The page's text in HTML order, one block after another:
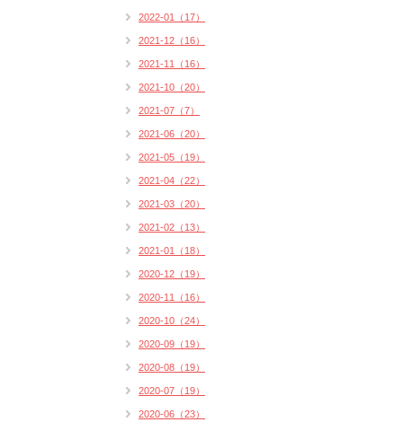
2022-01（17）
2021-12（16）
2021-11（16）
2021-10（20）
2021-07（7）
2021-06（20）
2021-05（19）
2021-04（22）
2021-03（20）
2021-02（13）
2021-01（18）
2020-12（19）
2020-11（16）
2020-10（24）
2020-09（19）
2020-08（19）
2020-07（19）
2020-06（23）